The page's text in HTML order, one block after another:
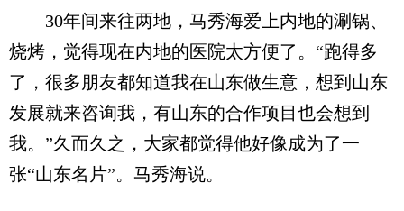
30年间来往两地，马秀海爱上内地的涮锅、
烧烤，觉得现在内地的医院太方便了。“跑得多
了，很多朋友都知道我在山东做生意，想到山东
发展就来咨询我，有山东的合作项目也会想到
我。”久而久之，大家都觉得他好像成为了一
张“山东名片”。马秀海说。